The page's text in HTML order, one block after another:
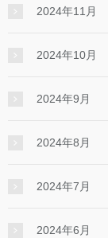
2024年11月
2024年10月
2024年9月
2024年8月
2024年7月
2024年6月